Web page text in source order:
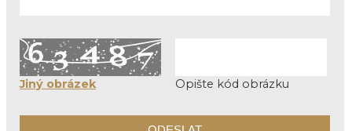
Jiný obrázek Opište kód obrázku